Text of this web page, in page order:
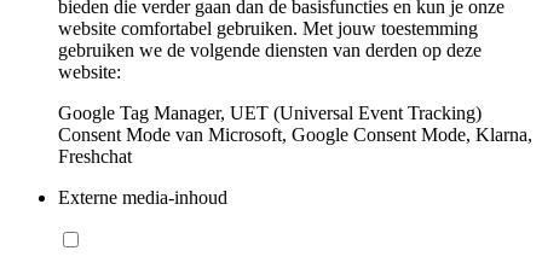
bieden die verder gaan dan de basisfuncties en kun je onze
website comfortabel gebruiken. Met jouw toestemming
gebruiken we de volgende diensten van derden op deze
website:
Google Tag Manager, UET (Universal Event Tracking)
Consent Mode van Microsoft, Google Consent Mode, Klarna,
Freshchat
Externe media-inhoud